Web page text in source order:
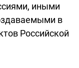
иными
в
Российской